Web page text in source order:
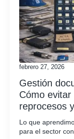
Gestión
Cómo
reprocesos
febrero 27, 2026
Lo que
para el sector